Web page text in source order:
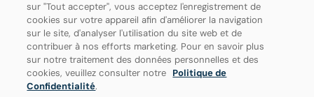
Politique de confidentialité
Paramètres des cookies
sur "Tout accepter", vous acceptez l'enregistrement de
cookies sur votre appareil afin d'améliorer la navigation
sur le site, d'analyser l'utilisation du site web et de
contribuer à nos efforts marketing. Pour en savoir plus
sur notre traitement des données personnelles et des
cookies, veuillez consulter notre Politique de
Confidentialité.